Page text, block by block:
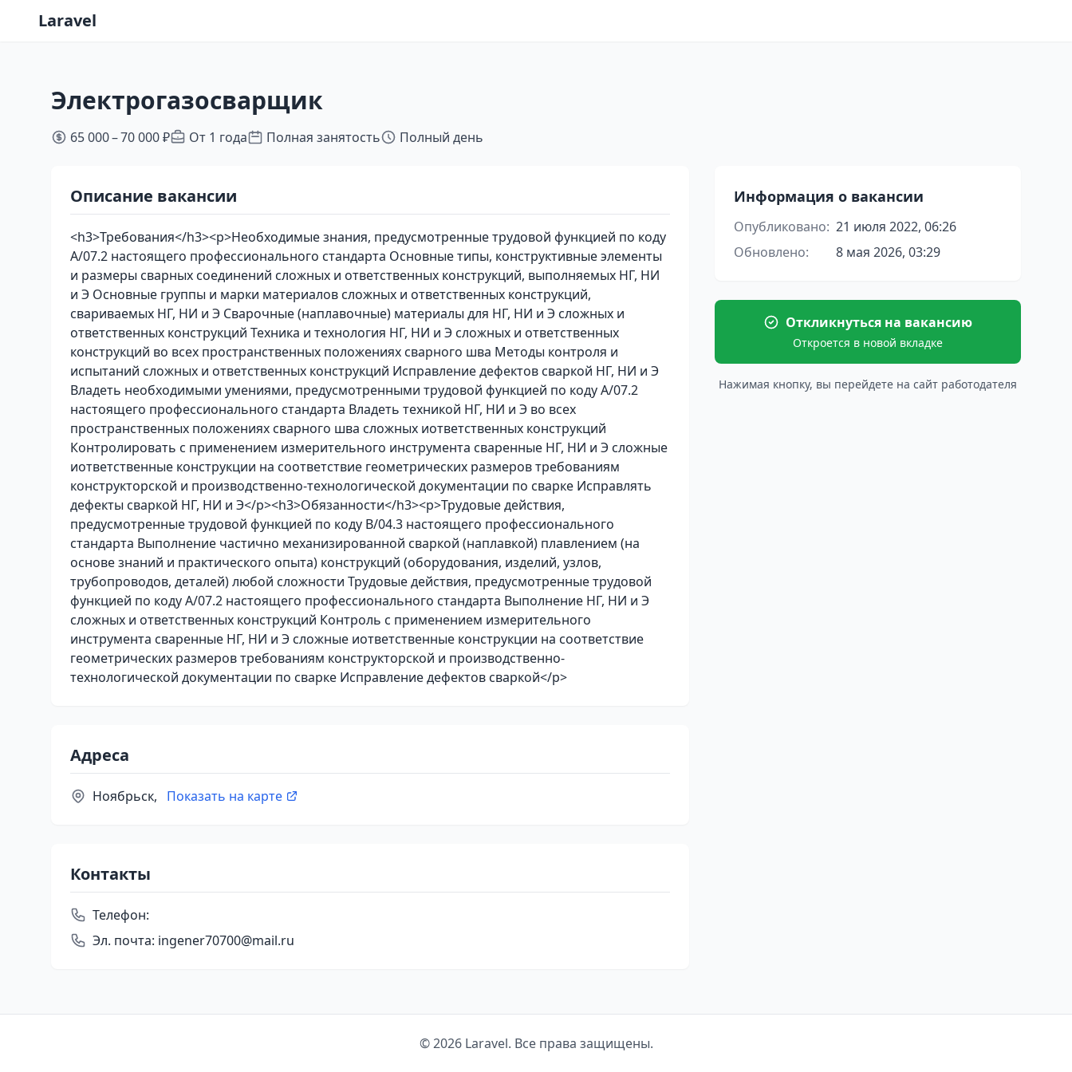
Laravel
Электрогазосварщик
65 000 – 70 000 ₽ От 1 года Полная занятость Полный день
Описание вакансии
<h3>Требования</h3><p>Необходимые знания, предусмотренные трудовой функцией по коду
А/07.2 настоящего профессионального стандарта Основные типы, конструктивные элементы
и размеры сварных соединений сложных и ответственных конструкций, выполняемых НГ, НИ
и Э Основные группы и марки материалов сложных и ответственных конструкций,
свариваемых НГ, НИ и Э Сварочные (наплавочные) материалы для НГ, НИ и Э сложных и
ответственных конструкций Техника и технология НГ, НИ и Э сложных и ответственных
конструкций во всех пространственных положениях сварного шва Методы контроля и
испытаний сложных и ответственных конструкций Исправление дефектов сваркой НГ, НИ и Э
Владеть необходимыми умениями, предусмотренными трудовой функцией по коду А/07.2
настоящего профессионального стандарта Владеть техникой НГ, НИ и Э во всех
пространственных положениях сварного шва сложных иответственных конструкций
Контролировать с применением измерительного инструмента сваренные НГ, НИ и Э сложные
иответственные конструкции на соответствие геометрических размеров требованиям
конструкторской и производственно-технологической документации по сварке Исправлять
дефекты сваркой НГ, НИ и Э</p><h3>Обязанности</h3><p>Трудовые действия,
предусмотренные трудовой функцией по коду В/04.3 настоящего профессионального
стандарта Выполнение частично механизированной сваркой (наплавкой) плавлением (на
основе знаний и практического опыта) конструкций (оборудования, изделий, узлов,
трубопроводов, деталей) любой сложности Трудовые действия, предусмотренные трудовой
функцией по коду А/07.2 настоящего профессионального стандарта Выполнение НГ, НИ и Э
сложных и ответственных конструкций Контроль с применением измерительного
инструмента сваренные НГ, НИ и Э сложные иответственные конструкции на соответствие
геометрических размеров требованиям конструкторской и производственно-
технологической документации по сварке Исправление дефектов сваркой</p>
Адреса
Ноябрьск, Показать на карте
Контакты
Телефон:
Эл. почта: ingener70700@mail.ru
Информация о вакансии
Опубликовано: 21 июля 2022, 06:26
Обновлено:
8 мая 2026, 03:29
Откликнуться на вакансию
Откроется в новой вкладке
Нажимая кнопку, вы перейдете на сайт работодателя
© 2026 Laravel. Все права защищены.